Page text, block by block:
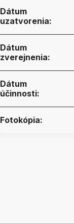
Dátum
uzatvorenia:
Dátum
zverejnenia:
Dátum
účinnosti:
Fotokópia: